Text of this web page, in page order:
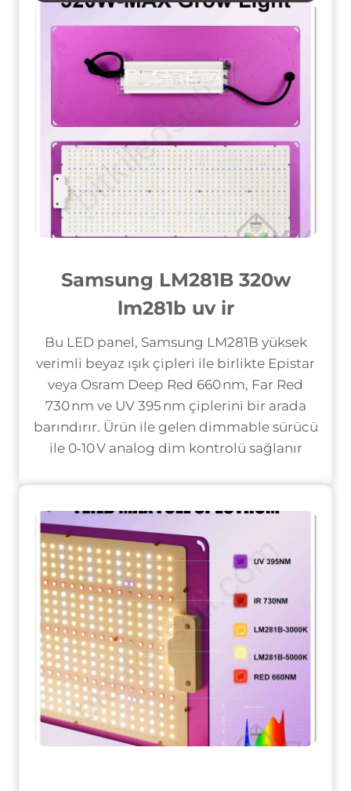
Samsung LM281B 320w
lm281b uv ir
Bu LED panel, Samsung LM281B yüksek
verimli beyaz ışık çipleri ile birlikte Epistar
veya Osram Deep Red 660 nm, Far Red
730 nm ve UV 395 nm çiplerini bir arada
barındırır. Ürün ile gelen dimmable sürücü
ile 0‑10 V analog dim kontrolü sağlanır